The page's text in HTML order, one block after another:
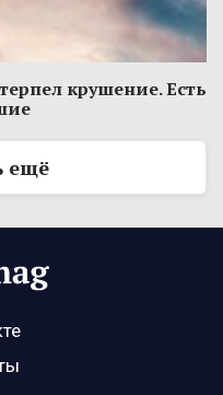
крушение. Есть
ещё